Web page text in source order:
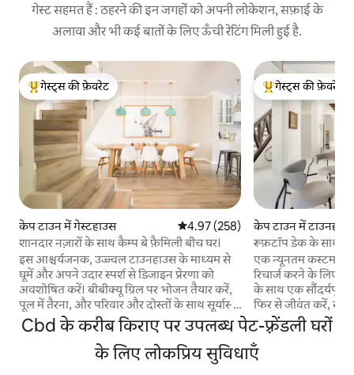
गेस्ट सहमत हैं : ठहरने की इन जगहों को अपनी लोकेशन, सफ़ाई के
अलावा और भी कई बातों के लिए ऊँची रेटिंग मिली हुई है.
गेस्ट्स का टॉप फ़ेवरेट
गेस्ट्स की फ़ेवरेट
केप टाउन में गेस्टहाउस औसत रेटिंग 5 में से 4.97, 258 समीक्षाएँ
4.97 (258)
शानदार नज़ारों के साथ कैम्प बे फ़ैमिली बीच घर।
इस आश्चर्यजनक, उज्ज्वल टाउनहाउस के माध्यम से
घूमें और अपने उदार स्पर्श से डिजाइन प्रेरणा को
अवशोषित करें। बीबीक्यू ग्रिल पर भोजन तैयार करें,
पूल में तैरना, और परिवार और दोस्तों के साथ सूर्यास्त
का आनंद लेते हुए आग के गड्ढे को रोशन करें। 11
रिट्रीट प्रसिद्ध कैंप बे बीच और रेस्तरां से केवल 3
मिनट की इत्मीनान से पैदल दूरी पर है। यह घर 3 स्तरों
पर फैला हुआ है। पहले, मुख्य रहने वाले क्षेत्र के अंदर
गेस्ट्स का टॉप फ़ेवरेट
गेस्ट्स की फ़ेवरेट
केप टाउन में
रूफ़टॉप डेक के साथ
का नवीनीकरण किया
एक न्यूनतम कस्टम
रिचार्ज करने के लिए
के साथ एक सौंदर्यपूर्ण
फिर से जीवंत करें,
का मिश्रण, पूरे और पहाड़
उदात्त वास्तुकला इस
लिए बेहद सुखद बनाती
भयानक रेस्तरां और
Cbd के करीब किराए पर उपलब्ध पेट-फ़्रेंडली घरों
के लिए लोकप्रिय सुविधाएँ